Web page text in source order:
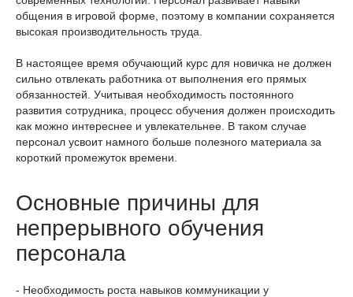
общения в игровой форме, поэтому в компании сохраняется
высокая производительность труда.
В настоящее время обучающий курс для новичка не должен
сильно отвлекать работника от выполнения его прямых
обязанностей. Учитывая необходимость постоянного
развития сотрудника, процесс обучения должен происходить
как можно интереснее и увлекательнее. В таком случае
персонал усвоит намного больше полезного материала за
короткий промежуток времени.
Основные причины для
непрерывного обучения
персонала
- Необходимость роста навыков коммуникации у